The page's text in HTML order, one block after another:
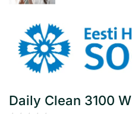
Daily Clean 3100